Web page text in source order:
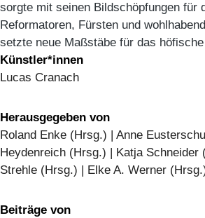
sorgte mit seinen Bildschöpfungen für
Reformatoren, Fürsten und
setzte neue Maßstäbe für das
Künstler*innen
Lucas Cranach
Herausgegeben von
Roland Enke (Hrsg.) | Anne
Heydenreich (Hrsg.) | Katja Schneider
Strehle (Hrsg.) | Elke A. Werner
Beiträge von